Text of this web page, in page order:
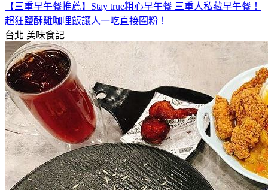
【三重早午餐推薦】Stay true粗心早午餐 三重人私藏早午餐！
超狂鹽酥雞咖哩飯讓人一吃直接圈粉！
台北 美味食記